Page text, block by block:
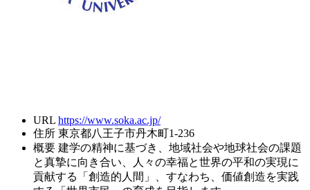
URL https://www.soka.ac.jp/
住所 東京都八王子市丹木町1-236
概要 建学の精神に基づき、地域社会や地球社会の課題
と真摯に向き合い、人々の幸福と世界の平和の実現に
貢献する「創造的人間」、すなわち、価値創造を実践